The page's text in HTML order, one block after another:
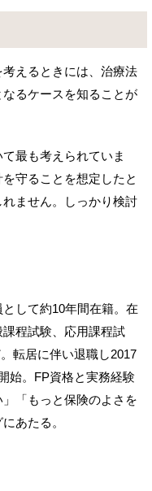
えるときには、治療法
るケースを知ることが
最も考えられていま
守ることを想定したと
ません。しっかり検討
して約10年間在籍。在
程試験、応用課程試
転居に伴い退職し2017
始。FP資格と実務経験
「もっと保険のよさを
あたる。